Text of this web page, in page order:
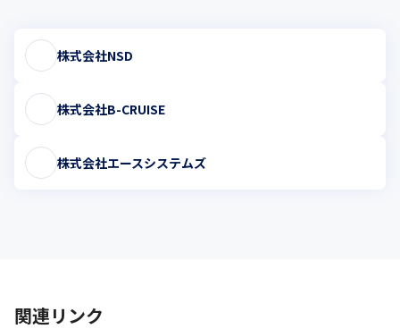
株式会社NSD
株式会社B-CRUISE
株式会社エースシステムズ
関連リンク